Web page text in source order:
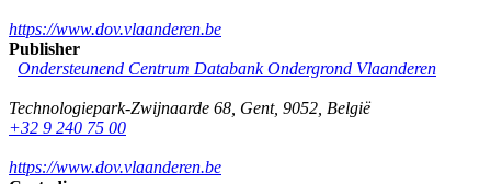
https://www.dov.vlaanderen.be
Publisher
Ondersteunend Centrum Databank Ondergrond Vlaanderen
Technologiepark-Zwijnaarde 68 Gent, 9052 België
+32 9 240 75 00
https://www.dov.vlaanderen.be